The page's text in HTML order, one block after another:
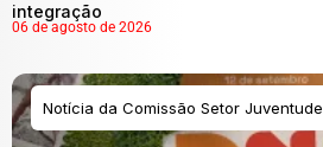
integração
06 de agosto de 2026
Notícia da Comissão Setor Juventude